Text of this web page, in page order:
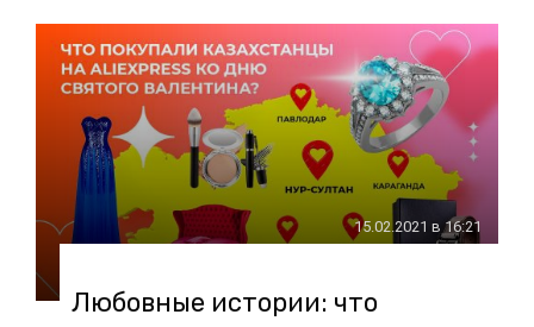
15.02.2021 в 16:21
Любовные истории: что